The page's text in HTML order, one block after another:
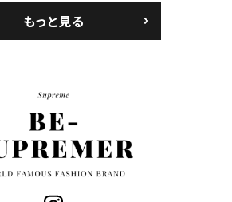
もっと見る